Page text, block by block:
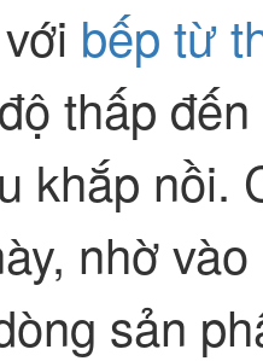
bếp từ
thấp
khắp nồi.
nhờ
sản